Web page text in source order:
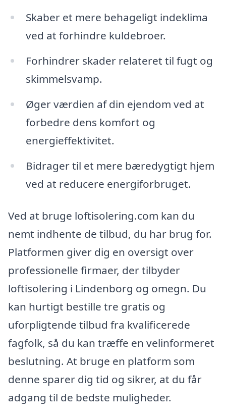
Skaber et mere behageligt indeklima
ved at forhindre kuldebroer.
Forhindrer skader relateret til fugt og
skimmelsvamp.
Øger værdien af din ejendom ved at
forbedre dens komfort og
energieffektivitet.
Bidrager til et mere bæredygtigt hjem
ved at reducere energiforbruget.
Ved at bruge loftisolering.com kan du
nemt indhente de tilbud, du har brug for.
Platformen giver dig en oversigt over
professionelle firmaer, der tilbyder
loftisolering i Lindenborg og omegn. Du
kan hurtigt bestille tre gratis og
uforpligtende tilbud fra kvalificerede
fagfolk, så du kan træffe en velinformeret
beslutning. At bruge en platform som
denne sparer dig tid og sikrer, at du får
adgang til de bedste muligheder.